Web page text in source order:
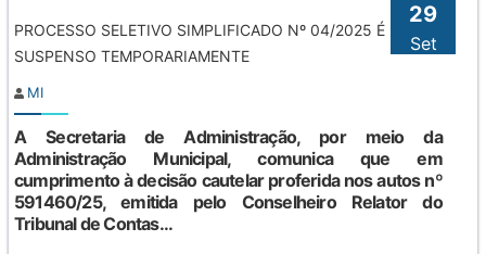
29
Set
PROCESSO SELETIVO SIMPLIFICADO Nº 04/2025 É
SUSPENSO TEMPORARIAMENTE
MI
A Secretaria de Administração, por meio da
Administração Municipal, comunica que em
cumprimento à decisão cautelar proferida nos autos nº
591460/25, emitida pelo Conselheiro Relator do
Tribunal de Contas...